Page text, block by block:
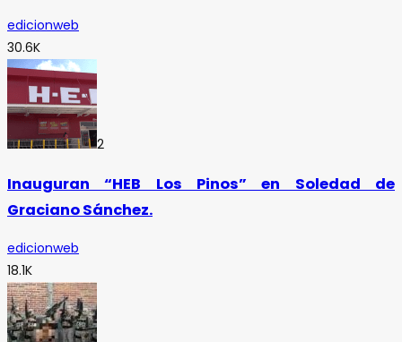
edicionweb
30.6K
2
Inauguran “HEB Los Pinos” en Soledad de
Graciano Sánchez.
edicionweb
18.1K